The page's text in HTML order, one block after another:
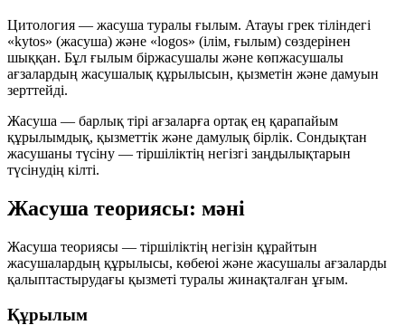
Цитология — жасуша туралы ғылым. Атауы грек тіліндегі
«kytos» (жасуша) және «logos» (ілім, ғылым) сөздерінен
шыққан. Бұл ғылым біржасушалы және көпжасушалы
ағзалардың жасушалық құрылысын, қызметін және дамуын
зерттейді.
Жасуша — барлық тірі ағзаларға ортақ ең қарапайым
құрылымдық, қызметтік және дамулық бірлік. Сондықтан
жасушаны түсіну — тіршіліктің негізгі заңдылықтарын
түсінудің кілті.
Жасуша теориясы: мәні
Жасуша теориясы — тіршіліктің негізін құрайтын
жасушалардың құрылысы, көбеюі және жасушалы ағзаларды
қалыптастырудағы қызметі туралы жинақталған ұғым.
Құрылым